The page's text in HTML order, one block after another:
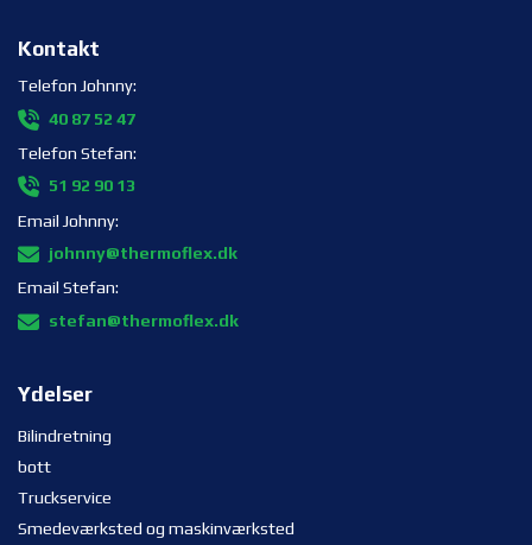
Kontakt
Telefon Johnny:
40 87 52 47
Telefon Stefan:
51 92 90 13
Email Johnny:
johnny@thermoflex.dk
Email Stefan:
stefan@thermoflex.dk
Ydelser
Bilindretning
bott
Truckservice
Smedeværksted og maskinværksted